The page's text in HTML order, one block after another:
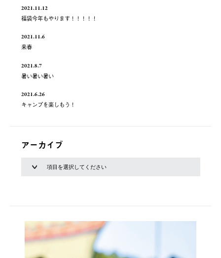
2021.11.12
福袋今年もやります！！！！！
2021.11.6
来春
2021.8.7
暑い暑い暑い
2021.6.26
キャンプを楽しもう！
アーカイブ